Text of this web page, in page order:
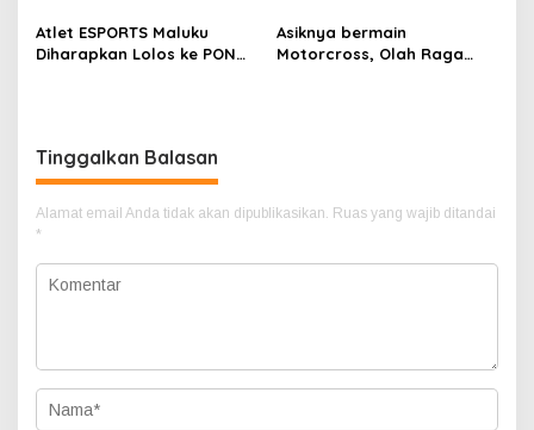
Atlet ESPORTS Maluku
Diharapkan Lolos ke PON
Asiknya bermain
Motorcross, Olah Raga
Tinggalkan Balasan
Alamat email Anda tidak akan dipublikasikan. Ruas yang wajib ditandai
*